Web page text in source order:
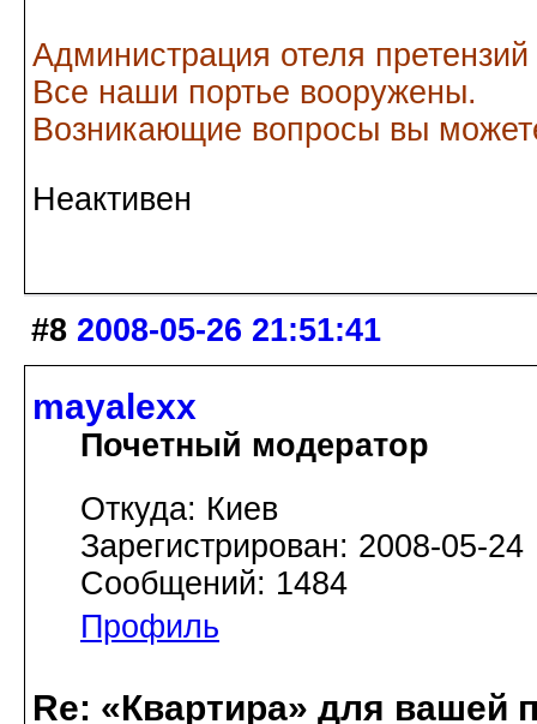
Администрация отеля
Все наши портье вооружены.
Возникающие вопросы вы
Неактивен
#8 2008-05-26 21:51:41
mayalexx
Почетный модератор
Откуда: Киев
Зарегистрирован: 2008-05-24
Сообщений: 1484
Профиль
Re: «Квартира» для вашей